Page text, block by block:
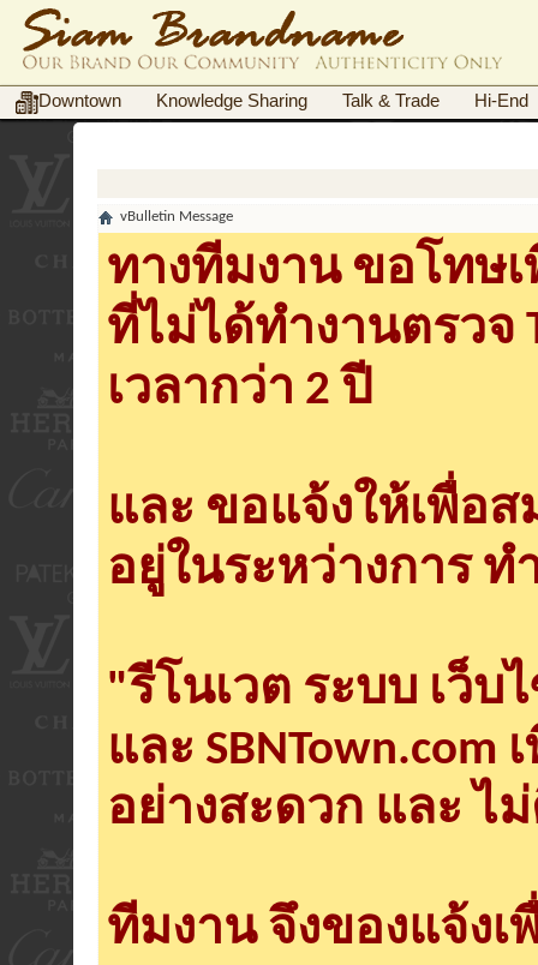
Downtown Knowledge Sharing Talk & Trade Hi-End
vBulletin Message
ทางทีมงาน ขอโทษ
ที่ไม่ได้ทำงานตรวจ
เวลากว่า 2 ปี
และ ขอแจ้งให้เพื่อ
อยู่ในระหว่างการ ท
"รีโนเวต ระบบ เว็บ
และ
อย่างสะดวก และ ไ
ทีมงาน จึงของแจ้ง